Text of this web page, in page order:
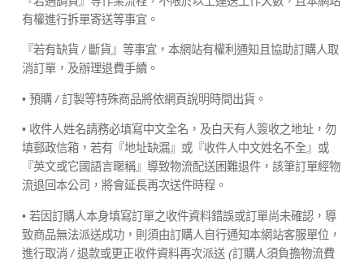
有權進行拆單寄送等事宜。
『若有缺貨/ 斷貨』等事宜，本網站有權利通知且協助訂購人取
消訂單，及辦理退費手續。
• 預購/訂製等特殊商品將依網頁說明時間出貨。
• 收件人姓名請務必填寫中文全名，及白天有人簽收之地址，勿
填郵政信箱，若有『地址缺漏』或『收件人中文姓名不全』或
『英文或它國語言暱稱』導致物流配送困難退件，該筆訂單經物
流退回本公司，將會延長再次送件時程。
• 若因訂購人本身填寫訂單之收件資料錯誤或訂單尚未確認，導
致商品無法派送成功，則須由訂購人自行通知本網站客服單位，
進行取消 /退款或更正收件資料再次派送(訂購人須負擔物流費